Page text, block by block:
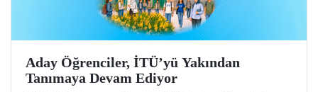
Aday Öğrenciler, İTÜ’yü Yakından
Tanımaya Devam Ediyor